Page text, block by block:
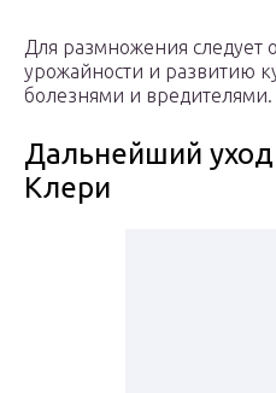
Для размножения следует
урожайности и развитию
болезнями и вредителями.
Дальнейший уход
Клери